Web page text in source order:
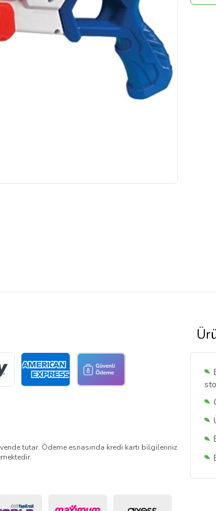
tutar. Ödeme esnasında kredi kartı bilgileriniz